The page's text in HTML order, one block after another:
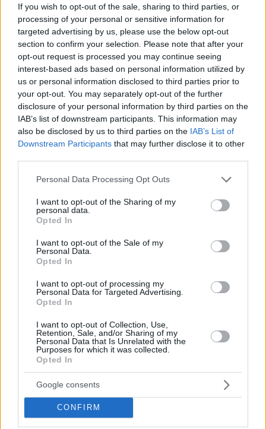
If you wish to opt-out of the sale, sharing to third parties, or
processing of your personal or sensitive information for
targeted advertising by us, please use the below opt-out
section to confirm your selection. Please note that after your
opt-out request is processed you may continue seeing
interest-based ads based on personal information utilized by
us or personal information disclosed to third parties prior to
your opt-out. You may separately opt-out of the further
disclosure of your personal information by third parties on the
IAB’s list of downstream participants. This information may
also be disclosed by us to third parties on the IAB’s List of
Downstream Participants that may further disclose it to other
Please note that this website/app uses one or more Google
not limited to your visit or usage behaviour. You may click to
grant or deny consent to Google and its third-party tags to
use your data for below specified purposes in below Google
consent section.
Personal Data Processing Opt Outs
I want to opt-out of the Sharing of my
personal data.
Opted In
I want to opt-out of the Sale of my
Personal Data.
Opted In
I want to opt-out of processing my
Personal Data for Targeted Advertising.
Opted In
I want to opt-out of Collection, Use,
Retention, Sale, and/or Sharing of my
Personal Data that Is Unrelated with the
Purposes for which it was collected.
Opted In
Google consents
CONFIRM
Από το πυργάκι του Ρουφ
της Αμαλίας μέχρι τη
σημερινή λεωφόρο
05.07.2019, 11:57 7
Μια λίστα ελαιόλαδων στο
τραπέζι σου!
04.07.2019, 10:34
Τα λουκάνικα από τον
Πύργο
Σε 20 τετραγωνικά και
κάτι...